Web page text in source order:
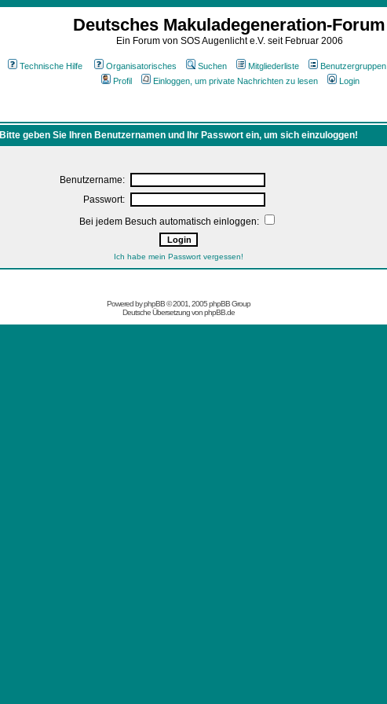
Deutsches Makuladegeneration-Forum
Ein Forum von SOS Augenlicht e.V. seit Februar 2006
Technische Hilfe Organisatorisches Suchen Mitgliederliste Benutzergruppen
Profil
Einloggen, um private Nachrichten zu lesen Login
Bitte geben Sie Ihren Benutzernamen und Ihr Passwort ein, um sich einzuloggen!
Benutzername:
Passwort:
Bei jedem Besuch automatisch einloggen:
Ich habe mein Passwort vergessen!
Powered byphpBB© 2001, 2005 phpBB Group
Deutsche Übersetzung vonphpBB.de